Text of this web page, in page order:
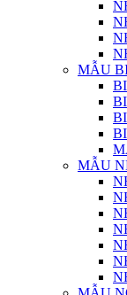
MẪU
MẪU